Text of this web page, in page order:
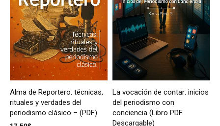
Alma de Reportero: técnicas,
rituales y verdades del
periodismo clásico – (PDF)
La vocación de contar: inicios
del periodismo con
conciencia (Libro PDF
Descargable)